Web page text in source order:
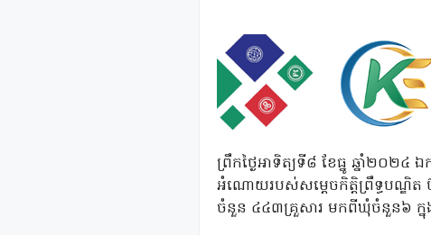
ព្រឹកថ្ងៃអាទិត្យទី៨ ខែធ្នូ ឆ្នាំ២០២
អំណោយរបស់សម្តេចកិត្តិព្រឹទ្ធបណ្ឌិត
ចំនួន ៤៤៣គ្រួសារ មកពីឃុំចំនួន៦ ក្នុ